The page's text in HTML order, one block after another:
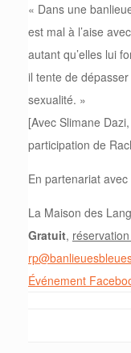
« Dans une
est mal à l’aise
autant qu’elles lui
il tente de
sexualité. »
[Avec Slimane
participation de
En partenariat
La Maison des
Gratuit,
Événement